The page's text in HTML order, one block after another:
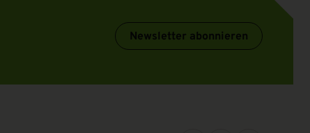
Newsletter abonnieren